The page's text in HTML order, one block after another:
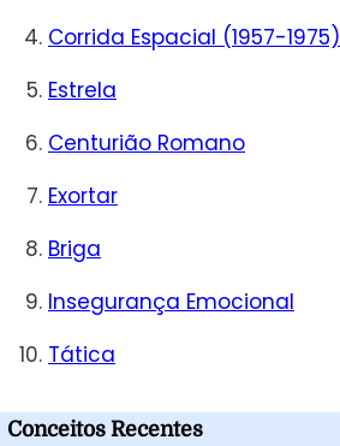
Corrida Espacial (1957-1975)
Estrela
Centurião Romano
Exortar
Briga
Insegurança Emocional
Tática
Conceitos Recentes